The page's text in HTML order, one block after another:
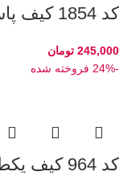
کد 1854 کیف پاسپورتی مدل هیرا
245,000 تومان
-24%
فروخته شده
کد 964 کیف یکطرفه زنانه جلو دوخت